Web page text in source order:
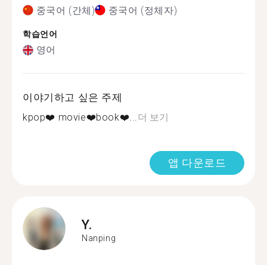
중국어 (간체) 중국어 (정체자)
학습언어
영어
이야기하고 싶은 주제
kpop❤️ movie❤️book❤️...더 보기
앱 다운로드
Y.
Nanping